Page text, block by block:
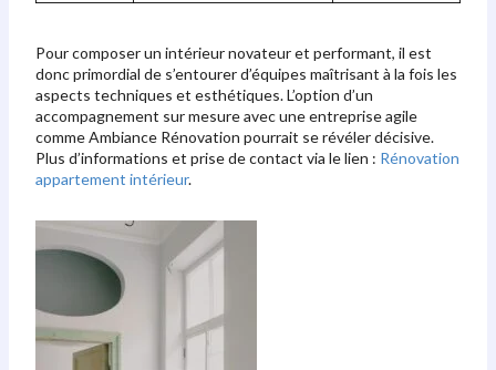
Pour composer un intérieur novateur et performant, il est
donc primordial de s’entourer d’équipes maîtrisant à la fois les
aspects techniques et esthétiques. L’option d’un
accompagnement sur mesure avec une entreprise agile
comme Ambiance Rénovation pourrait se révéler décisive.
Plus d’informations et prise de contact via le lien : Rénovation
appartement intérieur.